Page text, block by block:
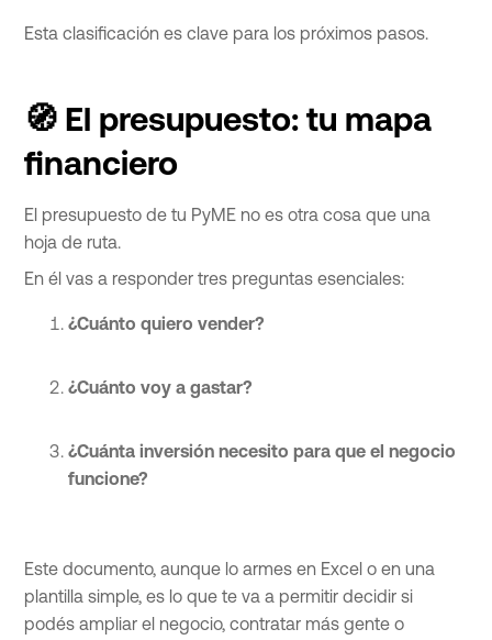
Esta clasificación es clave para los próximos pasos.
🧭 El presupuesto: tu mapa
financiero
El presupuesto de tu PyME no es otra cosa que una
hoja de ruta.
En él vas a responder tres preguntas esenciales:
¿Cuánto quiero vender?
¿Cuánto voy a gastar?
¿Cuánta inversión necesito para que el negocio
funcione?
Este documento, aunque lo armes en Excel o en una
plantilla simple, es lo que te va a permitir decidir si
podés ampliar el negocio, contratar más gente o